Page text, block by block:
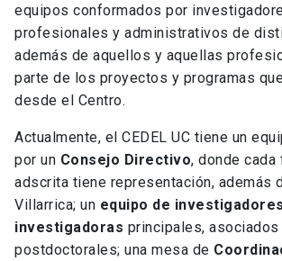
equipos conformados por
profesionales y administrativos de
además de aquellos y aquellas
parte de los proyectos y programas
desde el Centro.
Actualmente, el CEDEL UC tiene un
por un Consejo Directivo, donde cada
adscrita tiene representación, además
Villarrica; un equipo de
investigadoras principales, asociados
postdoctorales; una mesa de